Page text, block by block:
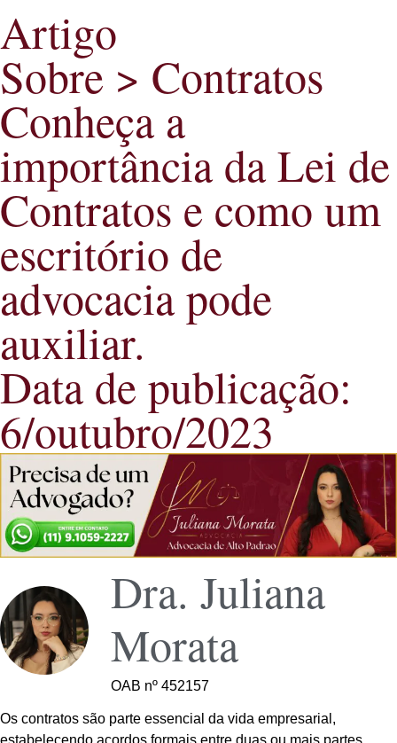
Artigo
Sobre > Contratos
Conheça a
importância da Lei de
Contratos e como um
escritório de
advocacia pode
auxiliar.
Data de publicação:
6/outubro/2023
Dra. Juliana
Morata
OAB nº 452157
Os contratos são parte essencial da vida empresarial,
estabelecendo acordos formais entre duas ou mais partes.